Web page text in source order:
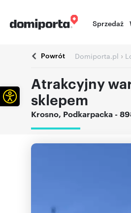
Sprzedaż
Powrót Domiporta.pl ›
Atrakcyjny
sklepem
Krosno, Podkarpacka -
Otwórz pasek narzędzi